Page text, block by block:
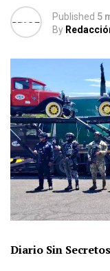
Published 5
By
Diario Sin Secretos